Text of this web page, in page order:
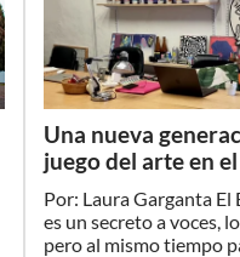
Una nueva
juego del arte en
Por: Laura Garganta El
es un secreto a voces,
pero al mismo tiempo